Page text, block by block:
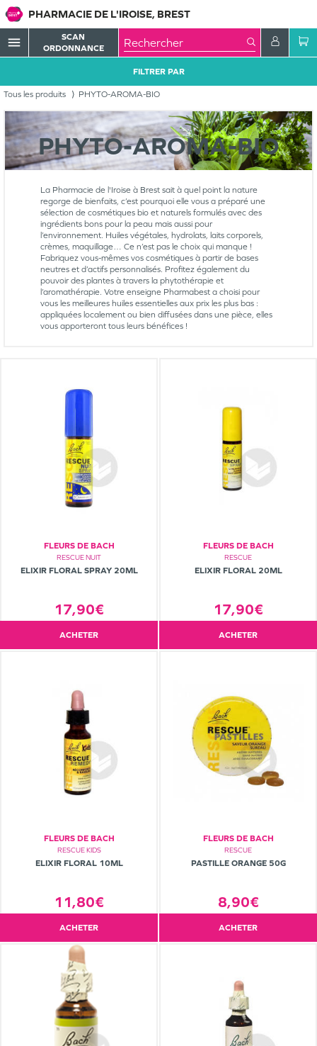
PHARMACIE DE L'IROISE, BREST
menu
SCAN
ORDONNANCE
Tous les produits PHYTO-AROMA-BIO
FILTRER PAR
PHYTO-AROMA-BIO
La Pharmacie de l'Iroise à Brest sait à quel point la nature
regorge de bienfaits, c’est pourquoi elle vous a préparé une
sélection de cosmétiques bio et naturels formulés avec des
ingrédients bons pour la peau mais aussi pour
l’environnement. Huiles végétales, hydrolats, laits corporels,
crèmes, maquillage… Ce n’est pas le choix qui manque !
Fabriquez vous-mêmes vos cosmétiques à partir de bases
neutres et d’actifs personnalisés. Profitez également du
pouvoir des plantes à travers la phytothérapie et
l’aromathérapie. Votre enseigne Pharmabest a choisi pour
vous les meilleures huiles essentielles aux prix les plus bas :
appliquées localement ou bien diffusées dans une pièce, elles
vous apporteront tous leurs bénéfices !
FLEURS DE BACH
RESCUE NUIT
ELIXIR FLORAL SPRAY 20ML
17,90€
ACHETER
FLEURS DE BACH
RESCUE
ELIXIR FLORAL 20ML
17,90€
ACHETER
FLEURS DE BACH
RESCUE KIDS
ELIXIR FLORAL 10ML
11,80€
ACHETER
FLEURS DE BACH
RESCUE
PASTILLE ORANGE 50G
8,90€
ACHETER